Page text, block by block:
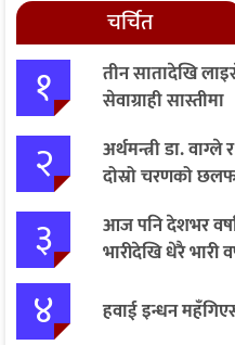
चर्चित
१
तीन सातादेखि
सेवाग्राही सास्तीमा
२
अर्थमन्त्री डा. वाग्ले
दोस्रो चरणको
३
आज पनि देशभर
भारीदेखि धेरै भारी
४ हवाई इन्धन